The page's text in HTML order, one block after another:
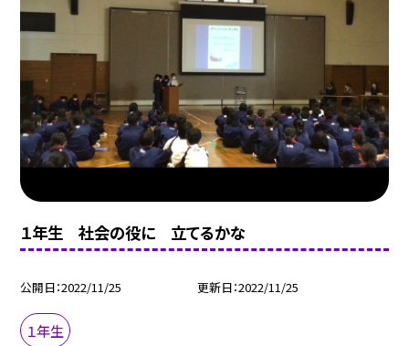
１年生 社会の役に 立てるかな
公開日 2022/11/25 更新日 2022/11/25
１年生